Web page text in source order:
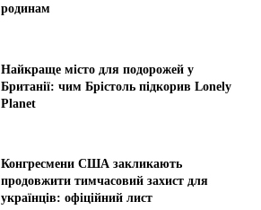
родинам
Найкраще місто для подорожей у
Британії: чим Брістоль підкорив Lonely
Planet
Конгресмени США закликають
продовжити тимчасовий захист для
українців: офіційний лист